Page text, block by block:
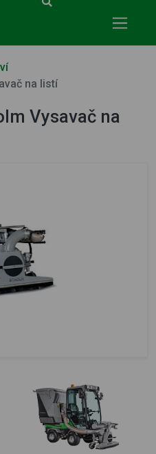
na listí
Vysavač na